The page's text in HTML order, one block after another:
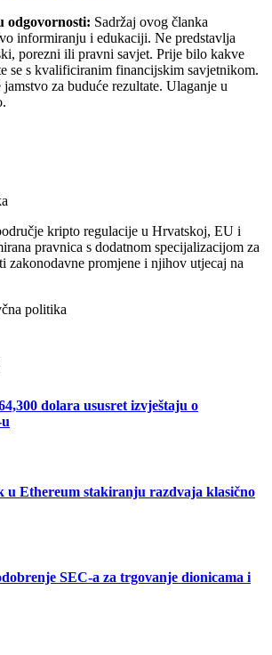
odgovornosti: Sadržaj ovog članka
informiranju i edukaciji. Ne predstavlja
porezni ili pravni savjet. Prije bilo kakve
se s kvalificiranim financijskim savjetnikom.
jamstvo za buduće rezultate. Ulaganje u
kripto regulacije u Hrvatskoj, EU i
pravnica s dodatnom specijalizacijom za
zakonodavne promjene i njihov utjecaj na
politika
dolara ususret izvještaju o
u Ethereum stakiranju razdvaja klasično
SEC-a za trgovanje dionicama i